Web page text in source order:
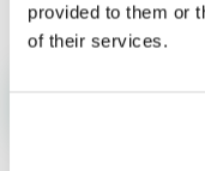
provided to them or
of their services.